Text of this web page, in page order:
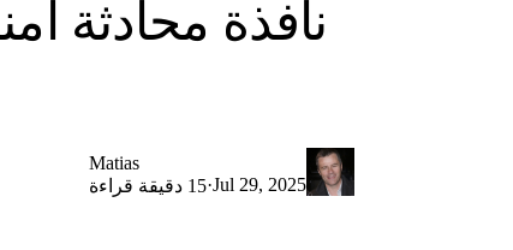
نافذة محادثة
Matias
Jul 29, 2025
·15 دقيقة قراءة